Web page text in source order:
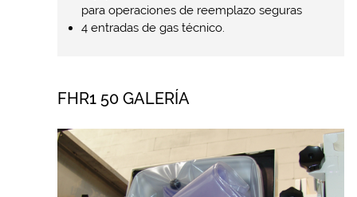
para operaciones de reemplazo seguras
4 entradas de gas técnico.
FHR1 50 GALERÍA